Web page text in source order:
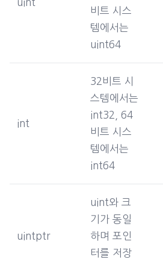
uint
비트 시스
템에서는
uint64
int
32비트 시
스템에서는
int32, 64
비트 시스
템에서는
int64
uintptr
uint와 크
기가 동일
하며 포인
터를 저장